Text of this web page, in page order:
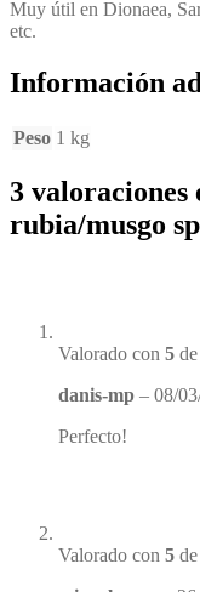
Muy útil en Dionaea,
etc.
Información
Peso 1 kg
3 valoraciones
rubia/musgo
Valorado con 5
danis-mp – 08/
Perfecto!
Valorado con 5